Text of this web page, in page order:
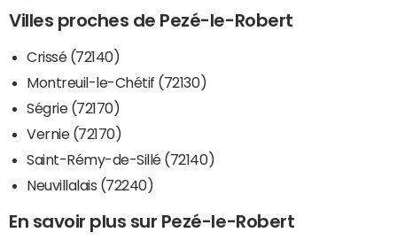
Villes proches de Pezé-le-Robert
Crissé (72140)
Montreuil-le-Chétif (72130)
Ségrie (72170)
Vernie (72170)
Saint-Rémy-de-Sillé (72140)
Neuvillalais (72240)
En savoir plus sur Pezé-le-Robert